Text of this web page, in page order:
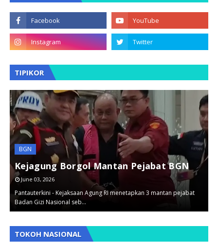
TIPIKOR
BGN
Kejagung Borgol Mantan Pejabat BGN
June 03, 2026
Pantauterkini - Kejaksaan Agung RI menetapkan 3 mantan pejabat
Badan Gizi Nasional seb…
HUKUM
Perkara Korupsi Kades dan Pegawai DLH
Dilimpahkan
September 12, 2025
Pantauterkini - Dua kasus dugaan korupsi yang berbeda yaitu
penyimpangan dana desa dan…
TOKOH NASIONAL